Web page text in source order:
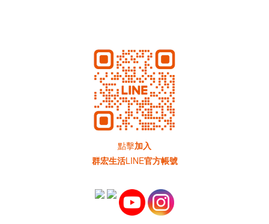
點擊加入
群宏生活LINE官方帳號